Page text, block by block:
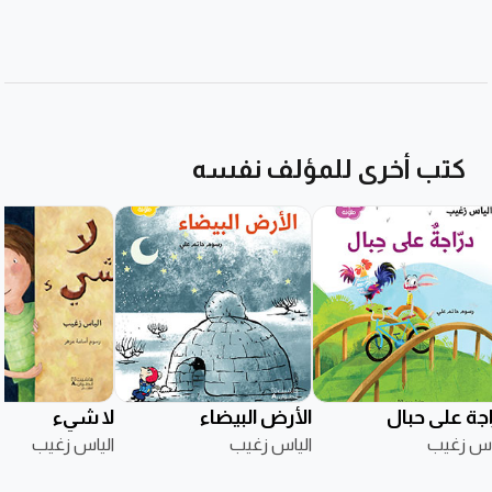
كتب أخرى للمؤلف نفسه
على حبال
زغيب
الأرض البيضاء
الياس زغيب
لا شيء
الياس زغيب